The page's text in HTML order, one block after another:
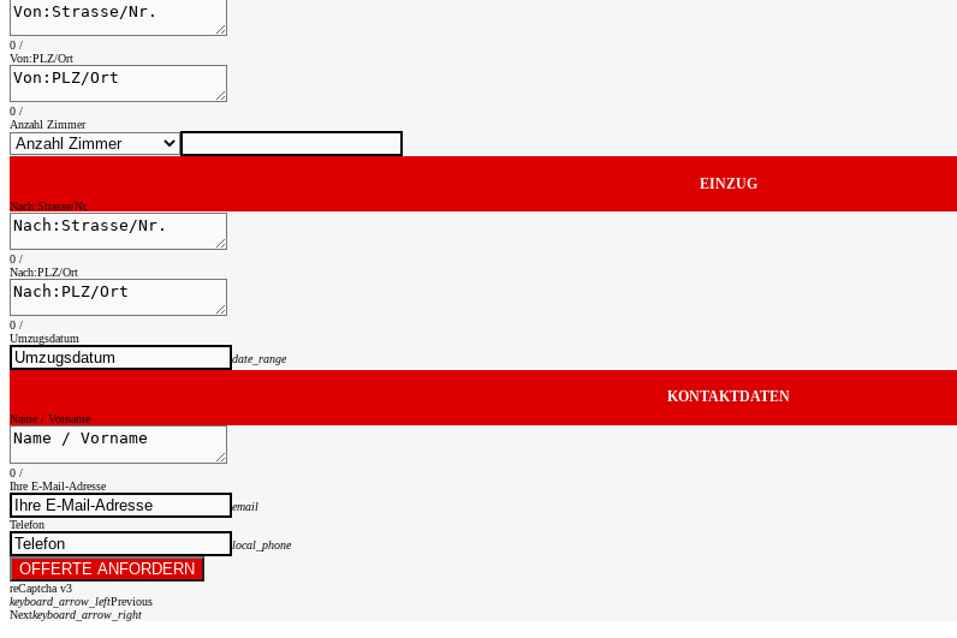
0 /
Von:PLZ/Ort
0 /
Anzahl Zimmer
EINZUG
Nach:Strasse/Nr.
0 /
Nach:PLZ/Ort
0 /
Umzugsdatum
date_range
KONTAKTDATEN
Name / Vorname
0 /
Ihre E-Mail-Adresse
email
Telefon
local_phone
OFFERTE ANFORDERN
reCaptcha v3
keyboard_arrow_leftPrevious
Nextkeyboard_arrow_right